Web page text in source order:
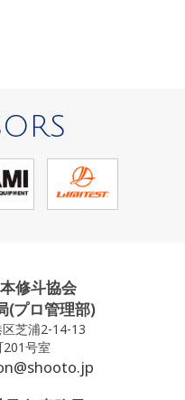
修斗協会
(プロ管理部)
芝浦2-14-13
201号室